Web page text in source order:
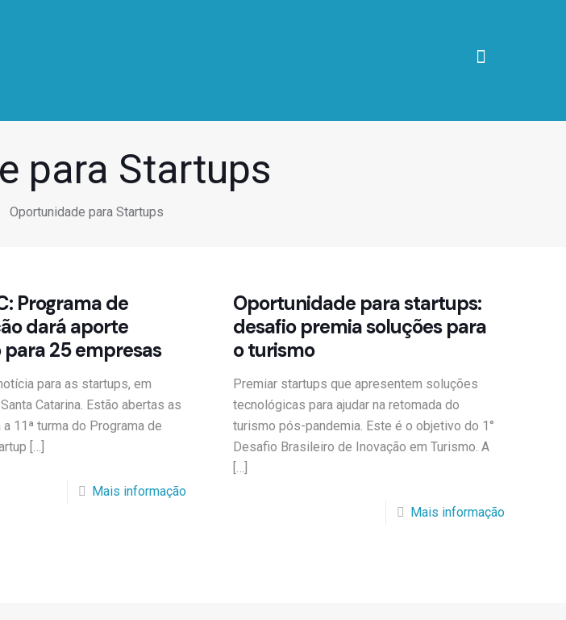
para Startups
Oportunidade para Startups
Programa de
dará aporte
25 empresas
para as startups, em
Catarina. Estão abertas as
11ª turma do Programa de
[…]
Mais informação
Oportunidade para startups:
desafio premia soluções para
o turismo
Premiar startups que apresentem soluções
tecnológicas para ajudar na retomada do
turismo pós-pandemia. Este é o objetivo do 1°
Desafio Brasileiro de Inovação em Turismo. A
[…]
Mais informação